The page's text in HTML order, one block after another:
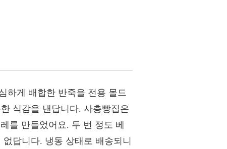
하게 배합한 반죽을 전용 몰드
식감을 낸답니다. 사층빵집은
를 만들었어요. 두 번 정도 베
답니다. 냉동 상태로 배송되니